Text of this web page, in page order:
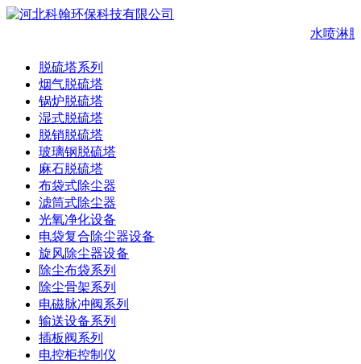
水喷淋
脱硫塔系列
烟气脱硫塔
锅炉脱硫塔
湿式脱硫塔
脱销脱硫塔
玻璃钢脱硫塔
麻石脱硫塔
布袋式除尘器
滤筒式除尘器
光氧净化设备
电袋复合除尘器设备
旋风除尘器设备
除尘布袋系列
除尘骨架系列
电磁脉冲阀系列
输送设备系列
插板阀系列
电控柜控制仪